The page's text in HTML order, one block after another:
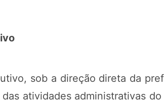
sob a direção direta da
atividades administrativas